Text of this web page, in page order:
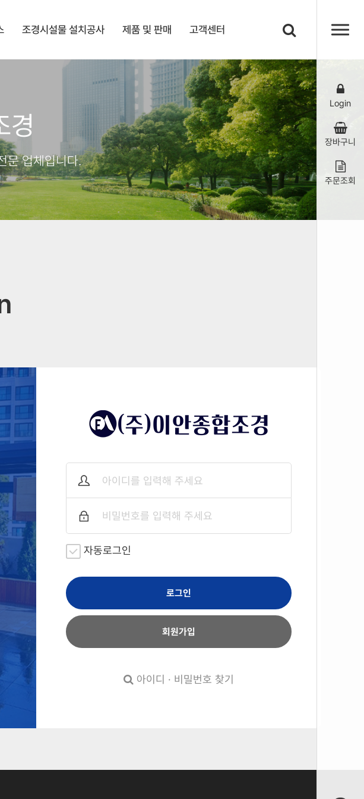
조경시설물 설치공사 제품 및 판매 고객센터
Login
장바구니
주문조회
경
문 업체입니다.
자동로그인
로그인
회원가입
아이디 · 비밀번호 찾기